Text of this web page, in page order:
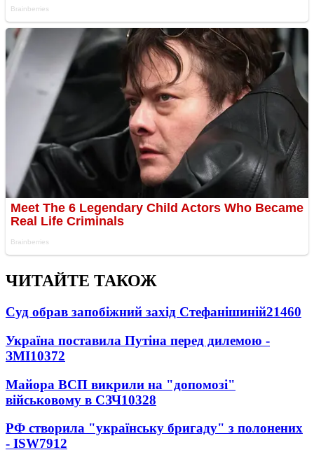
ЧИТАЙТЕ ТАКОЖ
Суд обрав запобіжний захід Стефанішиній21460
Україна поставила Путіна перед дилемою -
ЗМІ10372
Майора ВСП викрили на "допомозі"
військовому в СЗЧ10328
РФ створила "українську бригаду" з полонених
- ISW7912